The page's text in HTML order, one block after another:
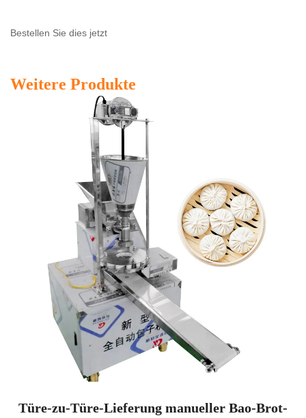
Bestellen Sie dies jetzt
Weitere Produkte
Türe-zu-Türe-Lieferung manueller Bao-Brot-